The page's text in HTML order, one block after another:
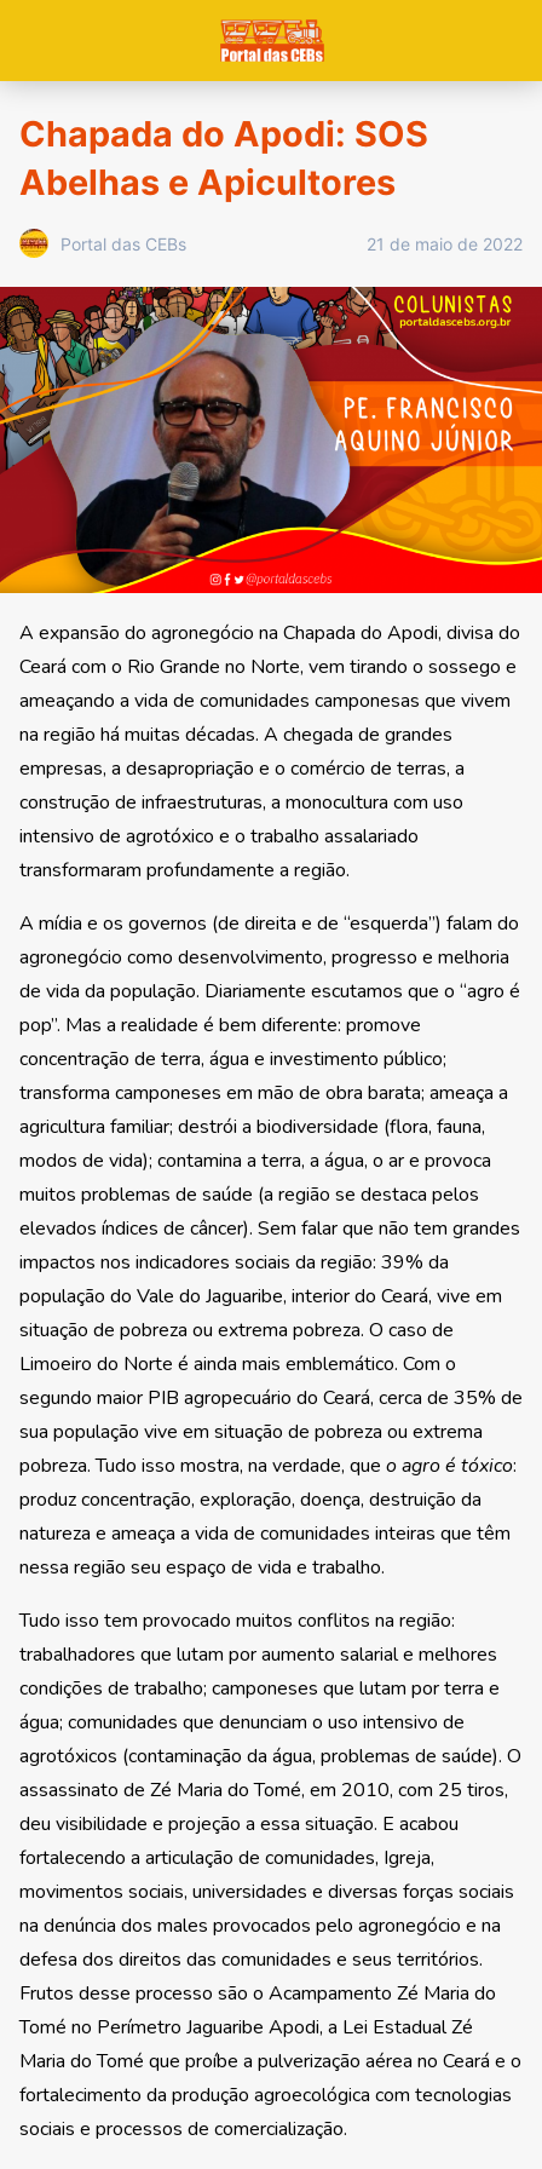
Chapada do Apodi: SOS
Abelhas e Apicultores
Portal das CEBs 21 de maio de 2022
A expansão do agronegócio na Chapada do Apodi, divisa do
Ceará com o Rio Grande no Norte, vem tirando o sossego e
ameaçando a vida de comunidades camponesas que vivem
na região há muitas décadas. A chegada de grandes
empresas, a desapropriação e o comércio de terras, a
construção de infraestruturas, a monocultura com uso
intensivo de agrotóxico e o trabalho assalariado
transformaram profundamente a região.
A mídia e os governos (de direita e de “esquerda”) falam do
agronegócio como desenvolvimento, progresso e melhoria
de vida da população. Diariamente escutamos que o “agro é
pop”. Mas a realidade é bem diferente: promove
concentração de terra, água e investimento público;
transforma camponeses em mão de obra barata; ameaça a
agricultura familiar; destrói a biodiversidade (flora, fauna,
modos de vida); contamina a terra, a água, o ar e provoca
muitos problemas de saúde (a região se destaca pelos
elevados índices de câncer). Sem falar que não tem grandes
impactos nos indicadores sociais da região: 39% da
população do Vale do Jaguaribe, interior do Ceará, vive em
situação de pobreza ou extrema pobreza. O caso de
Limoeiro do Norte é ainda mais emblemático. Com o
segundo maior PIB agropecuário do Ceará, cerca de 35% de
sua população vive em situação de pobreza ou extrema
pobreza. Tudo isso mostra, na verdade, que o agro é tóxico:
produz concentração, exploração, doença, destruição da
natureza e ameaça a vida de comunidades inteiras que têm
nessa região seu espaço de vida e trabalho.
Tudo isso tem provocado muitos conflitos na região:
trabalhadores que lutam por aumento salarial e melhores
condições de trabalho; camponeses que lutam por terra e
água; comunidades que denunciam o uso intensivo de
agrotóxicos (contaminação da água, problemas de saúde). O
assassinato de Zé Maria do Tomé, em 2010, com 25 tiros,
deu visibilidade e projeção a essa situação. E acabou
fortalecendo a articulação de comunidades, Igreja,
movimentos sociais, universidades e diversas forças sociais
na denúncia dos males provocados pelo agronegócio e na
defesa dos direitos das comunidades e seus territórios.
Frutos desse processo são o Acampamento Zé Maria do
Tomé no Perímetro Jaguaribe Apodi, a Lei Estadual Zé
Maria do Tomé que proíbe a pulverização aérea no Ceará e o
fortalecimento da produção agroecológica com tecnologias
sociais e processos de comercialização.